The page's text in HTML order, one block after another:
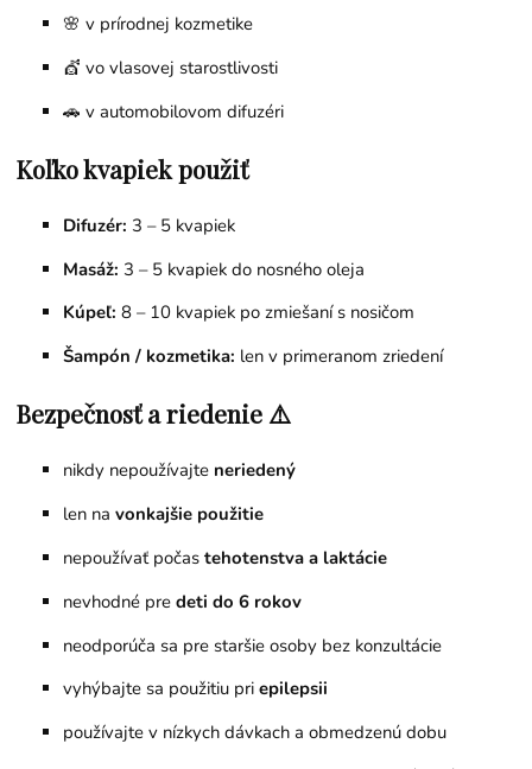
🌸 v prírodnej kozmetike
💇 vo vlasovej starostlivosti
🚗 v automobilovom difuzéri
Koľko kvapiek použiť
Difuzér: 3 – 5 kvapiek
Masáž: 3 – 5 kvapiek do nosného oleja
Kúpeľ: 8 – 10 kvapiek po zmiešaní s nosičom
Šampón / kozmetika: len v primeranom zriedení
Bezpečnosť a riedenie ⚠️
nikdy nepoužívajte neriedený
len navonkajšie použitie
nepoužívať počastehotenstva a laktácie
nevhodné predeti do 6 rokov
neodporúča sa pre staršie osoby bez konzultácie
vyhýbajte sa použitiu priepilepsii
používajte v nízkych dávkach a obmedzenú dobu